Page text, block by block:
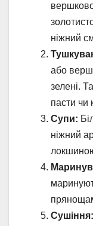
ніжний
або
зелені.
пасти чи
Супи:
ніжний
Сушіння: